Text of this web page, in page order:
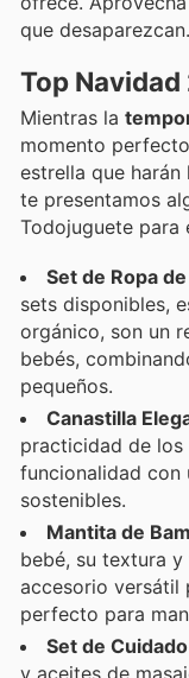
que desaparezcan.
Top
Mientras la
momento
estrella que
te presentamos
Todojuguete para
Set de Ropa
sets disponibles,
orgánico, son un
bebés,
pequeños.
Canastilla
practicidad de los
funcionalidad con
sostenibles.
Mantita de
bebé, su textura
accesorio versátil
perfecto para
Set de
y aceites de